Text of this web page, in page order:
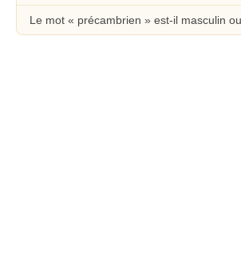
Le mot « précambrien » est-il masculin